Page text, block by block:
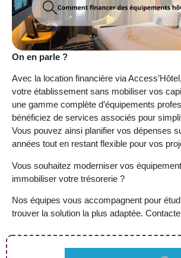
On en parle ?
Avec la location financière via
votre établissement sans mobiliser vos
une gamme complète d’équipements
bénéficiez de services associés pour
Vous pouvez ainsi planifier vos dépenses
années tout en restant flexible pour vos
Vous souhaitez moderniser vos
immobiliser votre trésorerie ?
Nos équipes vous accompagnent pour
trouver la solution la plus adaptée.